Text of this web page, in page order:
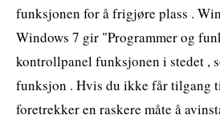
funksjonen for å frigjøre plass .
Windows 7 gir "Programmer og
kontrollpanel funksjonen i stedet ,
funksjon . Hvis du ikke får tilgang
foretrekker en raskere måte å